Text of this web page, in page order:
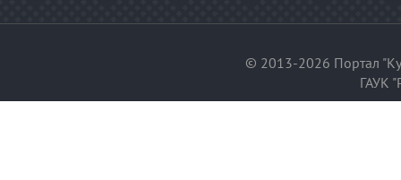
© 2013-2026 Портал
ГАУК